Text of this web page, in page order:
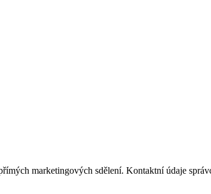
marketingových sdělení. Kontaktní údaje